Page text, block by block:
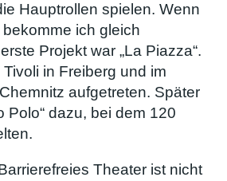
Hauptrollen spielen. Wenn
ich gleich
Projekt war „La Piazza“.
in Freiberg und im
aufgetreten. Später
Polo“ dazu, bei dem 120
Theater ist nicht